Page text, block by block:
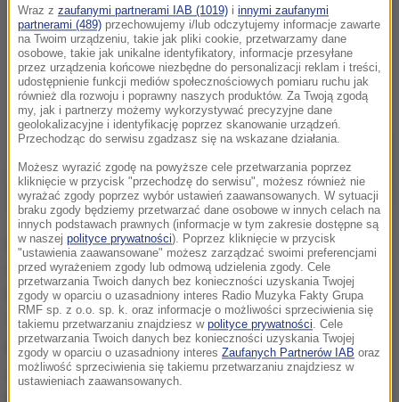
Przeprowadzenie referendum tego dnia chciałyby też
m.in. samorządy w Pruszkowie, Nieporęcie, Ożarowie
Mazowieckim i Piasecznie. Myślą nad tym również
władze Mińska Mazowieckiego i Milanówka.
Burmistrz Podkowy Leśnej ma nadzieję, że w
najbliższych dniach powstanie koalicja co najmniej
Wraz z zaufanymi partnerami IAB (1019) i innymi zaufanymi
partnerami (489) przechowujemy i/lub odczytujemy informacje zawarte
na Twoim urządzeniu, takie jak pliki cookie, przetwarzamy dane
osobowe, takie jak unikalne identyfikatory, informacje przesyłane
przez urządzenia końcowe niezbędne do personalizacji reklam i treści,
udostępnienie funkcji mediów społecznościowych pomiaru ruchu jak
również dla rozwoju i poprawny naszych produktów. Za Twoją zgodą
my, jak i partnerzy możemy wykorzystywać precyzyjne dane
geolokalizacyjne i identyfikację poprzez skanowanie urządzeń.
Przechodząc do serwisu zgadzasz się na wskazane działania.
Możesz wyrazić zgodę na powyższe cele przetwarzania poprzez
kliknięcie w przycisk "przechodzę do serwisu", możesz również nie
wyrażać zgody poprzez wybór ustawień zaawansowanych. W sytuacji
braku zgody będziemy przetwarzać dane osobowe w innych celach na
innych podstawach prawnych (informacje w tym zakresie dostępne są
w naszej polityce prywatności). Poprzez kliknięcie w przycisk
"ustawienia zaawansowane" możesz zarządzać swoimi preferencjami
przed wyrażeniem zgody lub odmową udzielenia zgody. Cele
przetwarzania Twoich danych bez konieczności uzyskania Twojej
zgody w oparciu o uzasadniony interes Radio Muzyka Fakty Grupa
RMF sp. z o.o. sp. k. oraz informacje o możliwości sprzeciwienia się
takiemu przetwarzaniu znajdziesz w polityce prywatności. Cele
przetwarzania Twoich danych bez konieczności uzyskania Twojej
zgody w oparciu o uzasadniony interes Zaufanych Partnerów IAB oraz
możliwość sprzeciwienia się takiemu przetwarzaniu znajdziesz w
ustawieniach zaawansowanych.